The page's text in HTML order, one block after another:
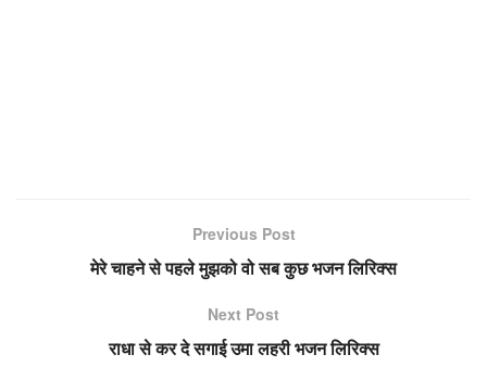
Previous Post
मेरे चाहने से पहले मुझको वो सब कुछ भजन लिरिक्स
Next Post
राधा से कर दे सगाई उमा लहरी भजन लिरिक्स